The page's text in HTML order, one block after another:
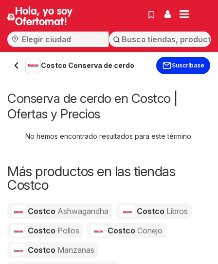
Hola, yo soy
Ofertomat!
Costco Conserva de cerdo Suscríbase
Conserva de cerdo en Costco |
Ofertas y Precios
No hemos encontrado resultados para este término.
Más productos en las tiendas
Costco
Costco Ashwagandha Costco Libros
Costco Pollos Costco Conejo
Costco Manzanas